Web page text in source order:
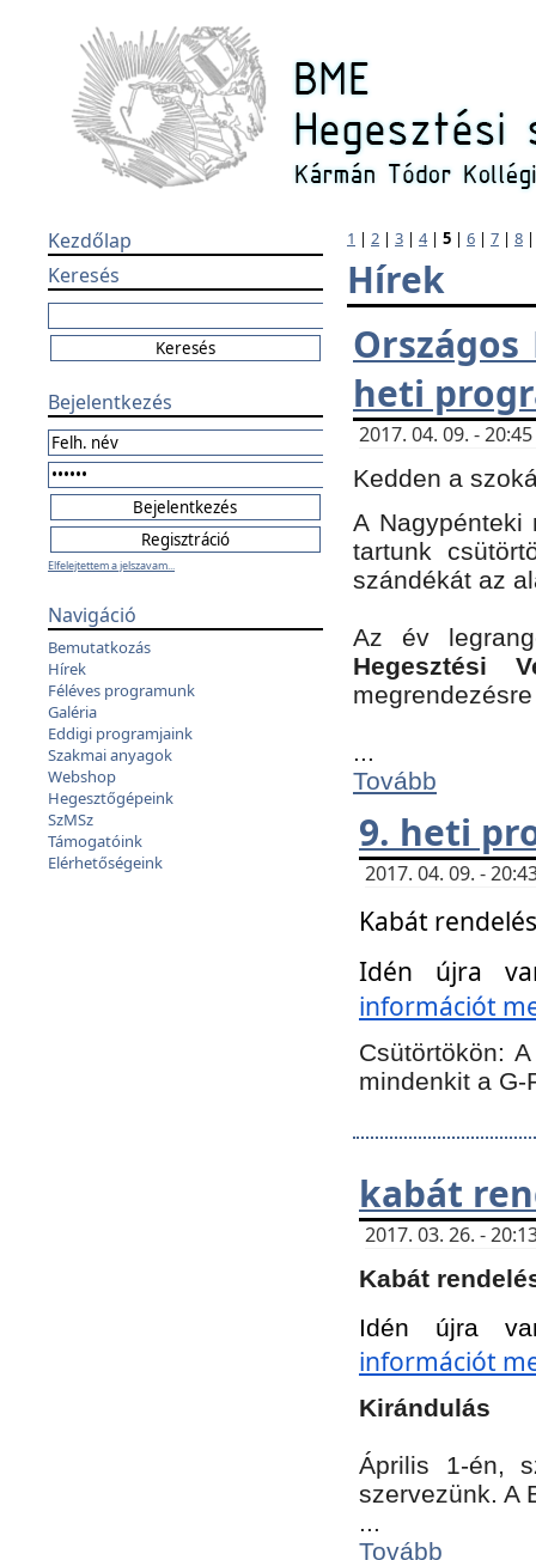
Kezdőlap
Keresés
Bejelentkezés
Elfelejtettem a jelszavam...
Navigáció
Bemutatkozás
Hírek
Féléves programunk
Galéria
Eddigi programjaink
Szakmai anyagok
Webshop
Hegesztőgépeink
SzMSz
Támogatóink
Elérhetőségeink
1 | 2 | 3 | 4| 5 | 6 | 7 | 8
Hírek
Országos
heti
2017. 04. 09. -
Kedden a
A Nagypénteki
tartunk
szándékát az
Az év
Hegesztési
...
Tovább
9. heti
2017. 04. 09. -
Kabát
Idén újra
információt
Csütörtökön:A
mindenkit a G-
kabát
2017. 03. 26. -
Kabát
Idén újra
információt
Kirándulás
Április 1-én,
szervezünk. A
...
Tovább